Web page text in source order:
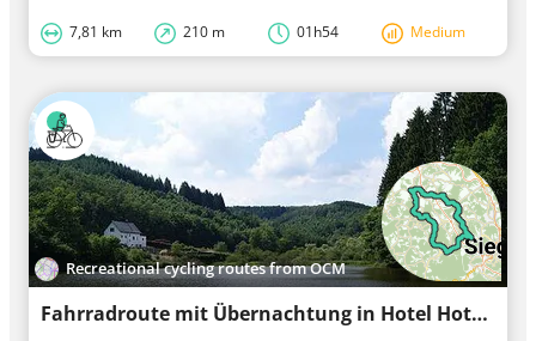
7,81 km 210 m 01h54 Medium
Recreational cycling routes from OCM
Fahrradroute mit Übernachtung in Hotel Hotel zur Altstadt